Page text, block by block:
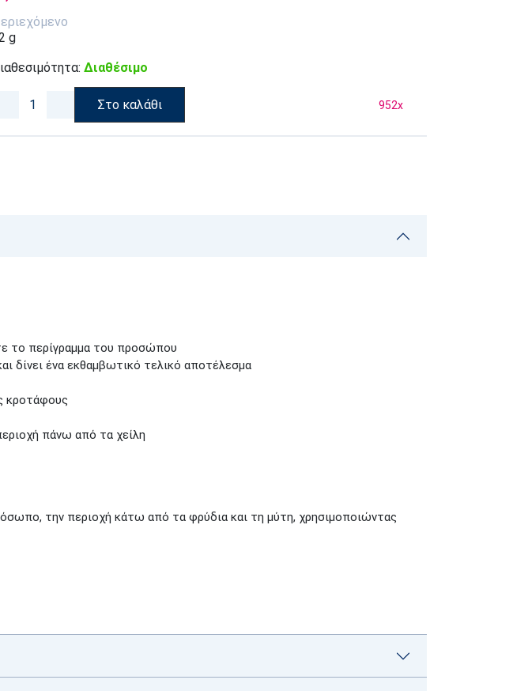
g
Διαθέσιμο
Στο καλάθι 952x
το περίγραμμα του προσώπου
δίνει ένα εκθαμβωτικό τελικό αποτέλεσμα
κροτάφους
πάνω από τα χείλη
την περιοχή κάτω από τα φρύδια και τη μύτη, χρησιμοποιώντας